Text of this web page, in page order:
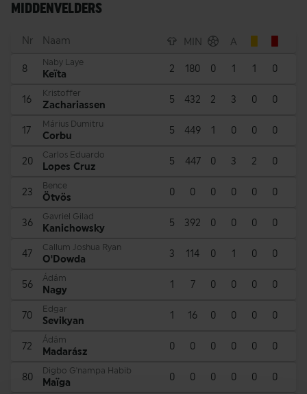
MIDDENVELDERS
Nr Naam MIN A
8
Naby Laye
Keïta 2 180 0 1 1 0
16
Kristoffer
Zachariassen 5 432 2 3 0 0
17
Márius Dumitru
Corbu 5 449 1 0 0 0
20
Carlos Eduardo
Lopes Cruz 5 447 0 3 2 0
23
Bence
Ötvös 0 0 0 0 0 0
36
Gavriel Gilad
Kanichowsky 5 392 0 0 0 0
47
Callum Joshua Ryan
O'Dowda 3 114 0 1 0 0
56
Ádám
Nagy 1 7 0 0 0 0
70
Edgar
Sevikyan 1 16 0 0 0 0
72
Ádám
Madarász 0 0 0 0 0 0
80
Digbo G'nampa Habib
Maïga 0 0 0 0 0 0